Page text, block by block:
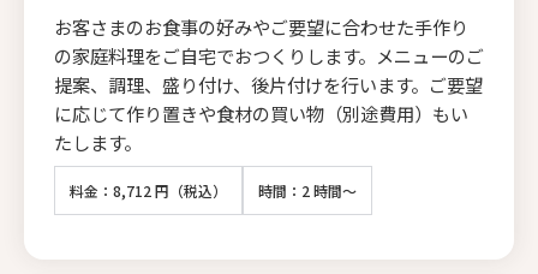
お客さまのお食事の好みやご要望に合わせた手作り
の家庭料理をご自宅でおつくりします。メニューのご
提案、調理、盛り付け、後片付けを行います。ご要望
に応じて作り置きや食材の買い物（別途費用）もい
たします。
料金：8,712 円（税込） 時間：2 時間～